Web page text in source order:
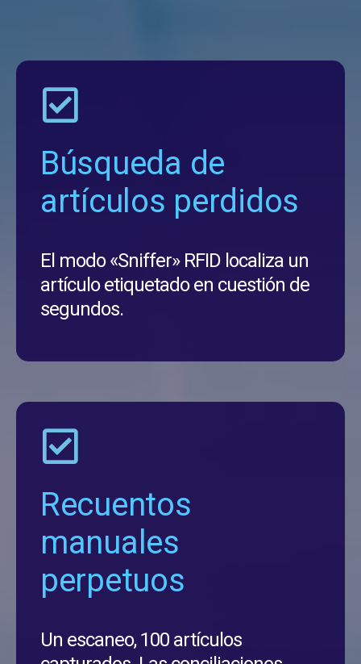
Búsqueda de
artículos perdidos
El modo «Sniffer» RFID localiza un
artículo etiquetado en cuestión de
segundos.
Recuentos
manuales
perpetuos
Un escaneo, 100 artículos